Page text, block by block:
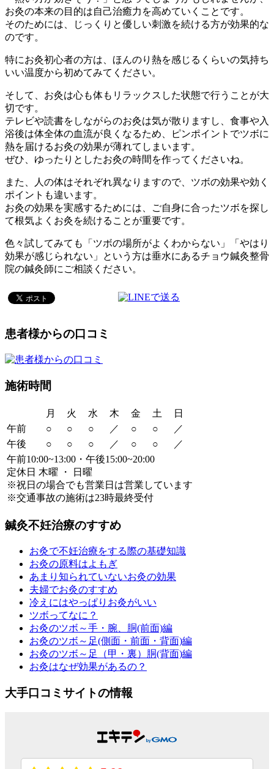
お灸の本来の目的は自己治癒力を高めていくことです。
そのためには、じっくりと優しい刺激を続ける方が効果的な
のです。
特にお灸初心者の方は、ほんのり熱を感じるくらいの気持ち
いい温度から初めてみてください。
そして、お灸は心も体もリラックスした状態で行うことが大
切です。
テレビや読書をしながらのお灸は気が散りますし、食事や入
浴後は体全体の血流が良くなるため、ピンポイントでツボに
熱を届けるお灸の効果が薄れてしまいます。
ぜひ、ゆったりとしたお灸の時間を作ってくださいね。
また、人の体はそれぞれ異なりますので、ツボの効果や効く
ポイントも違います。
お灸の効果を実感するためには、ご自身に合ったツボを探し
て根気よくお灸を続けることが重要です。
色々試してみても「ツボの場所がよくわからない」「やはり
効果が感じられない」という方は垂水にあるチョウ鍼灸整骨
院の鍼灸師にご相談ください。
患者様からの口コミ
施術時間
月 火 水 木 金 土
日
午前
○ ○ ○ ／ ○ ○
／
午後
○ ○ ○ ／ ○ ○
／
午前10:00~13:00・午後15:00~20:00
定休日 木曜 ・ 日曜
※祝日の場合でも営業日は営業しています
※交通事故の施術は23時最終受付
鍼灸不妊治療のすすめ
お灸で不妊治療をする際の基礎知識
お灸の原料はよもぎ
あまり知られていないお灸の効果
夫婦でお灸のすすめ
冷えにはやっぱりお灸がいい
ツボってなに？
お灸のツボ～手・腕、胴(前面)編
お灸のツボ～足(側面・前面・背面)編
お灸のツボ～足（甲・裏）胴(背面)編
お灸はなぜ効果があるの？
大手口コミサイトの情報